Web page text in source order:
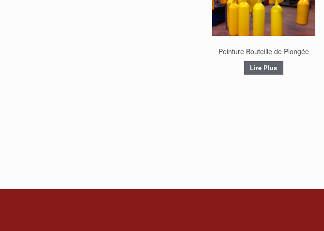
Peinture Bouteille de Plongée
Lire Plus